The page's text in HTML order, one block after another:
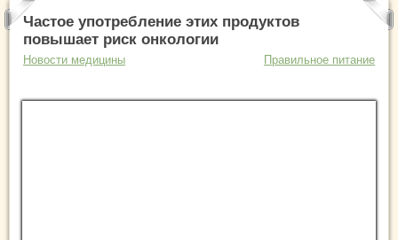
Частое употребление этих продуктов
повышает риск онкологии
Новости медицины Правильное питание